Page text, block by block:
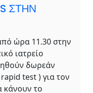
ΣΤΗΝ
ώρα 11.30 στην
ιατρείο
δωρεάν
rapid test ) για τον
κάνουν το